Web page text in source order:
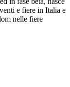
e fiere in Italia e
nelle fiere